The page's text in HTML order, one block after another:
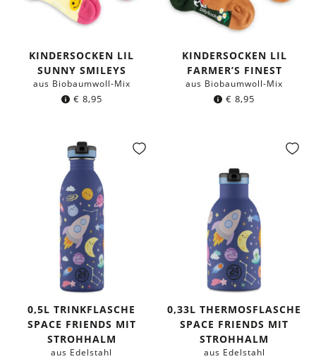
KINDERSOCKEN LIL
SUNNY SMILEYS
aus Biobaumwoll-Mix
€ 8,95
KINDERSOCKEN LIL
FARMER’S FINEST
aus Biobaumwoll-Mix
€ 8,95
0,5L TRINKFLASCHE
SPACE FRIENDS MIT
STROHHALM
aus Edelstahl
0,33L THERMOSFLASCHE
SPACE FRIENDS MIT
STROHHALM
aus Edelstahl